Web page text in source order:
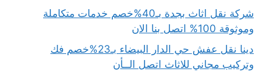
شركة نقل اثاث بجدة بـ40%خصم خدمات متكاملة
وموثوقة 100% اتصل بنا الان
دينا نقل عفش حي الدار البيضاء بـ23%خصم فك
وتركيب مجاني للاثاث اتصل الــأن